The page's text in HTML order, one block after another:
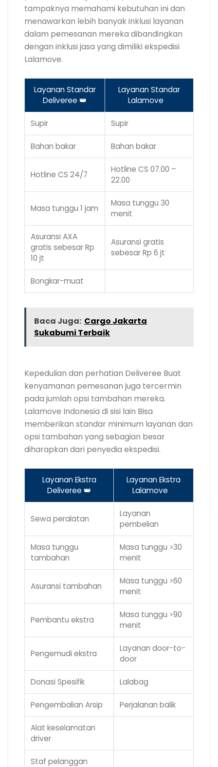
tampaknya memahami kebutuhan ini dan
menawarkan lebih banyak inklusi layanan
dalam pemesanan mereka dibandingkan
dengan inklusi jasa yang dimiliki ekspedisi
Lalamove.
Layanan Standar
Deliveree 👑
Layanan Standar
Lalamove
Supir Supir
Bahan bakar Bahan bakar
Hotline CS 24/7
Hotline CS 07.00 –
22.00
Masa tunggu 1 jam
Masa tunggu 30
menit
Asuransi AXA
gratis sebesar Rp
10 jt
Asuransi gratis
sebesar Rp 6 jt
Bongkar-muat
Baca Juga: Cargo Jakarta
Sukabumi Terbaik
Kepedulian dan perhatian Deliveree Buat
kenyamanan pemesanan juga tercermin
pada jumlah opsi tambahan mereka.
Lalamove Indonesia di sisi lain Bisa
memberikan standar minimum layanan dan
opsi tambahan yang sebagian besar
diharapkan dari penyedia ekspedisi.
Layanan Ekstra
Deliveree 👑
Layanan Ekstra
Lalamove
Sewa peralatan
Layanan
pembelian
Masa tunggu
tambahan
Masa tunggu >30
menit
Asuransi tambahan
Masa tunggu >60
menit
Pembantu ekstra
Masa tunggu >90
menit
Pengemudi ekstra
Layanan door-to-
door
Donasi Spesifik Lalabag
Pengembalian Arsip Perjalanan balik
Alat keselamatan
driver
Staf pelanggan